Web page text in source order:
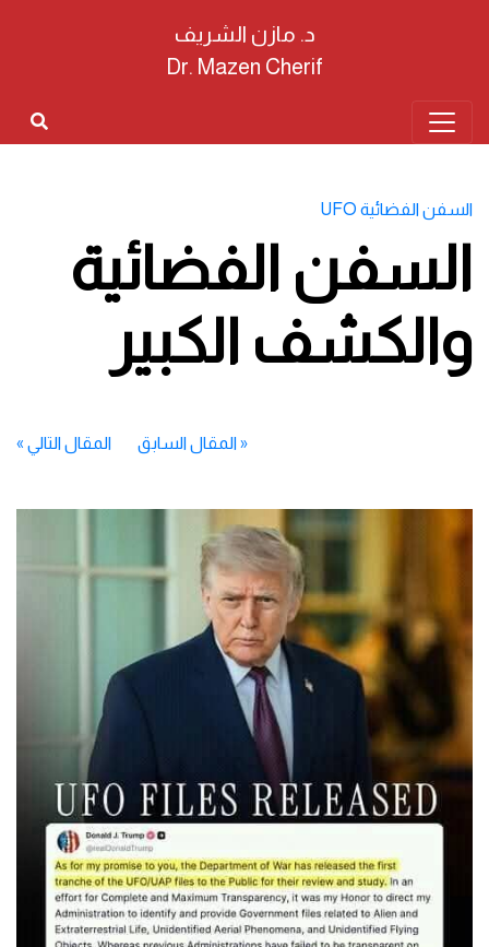
د. مازن الشريف
Dr. Mazen Cherif
السفن الفضائية UFO
السفن الفضائية
والكشف الكبير
«المقال السابق المقال التالي »